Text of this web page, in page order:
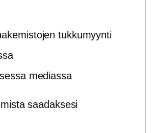
tukkumyynti
mediassa
saadaksesi